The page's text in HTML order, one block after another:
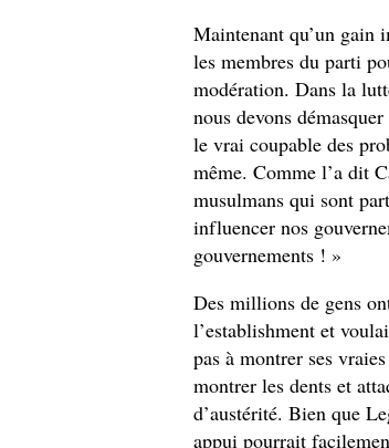
Maintenant qu’un gain
les membres du parti
modération. Dans la
nous devons
le vrai coupable des
même. Comme l’a dit
musulmans qui sont
influencer nos
gouvernements ! »
Des millions de gens
l’establishment et
pas à montrer ses
montrer les dents et
d’austérité. Bien que
appui pourrait